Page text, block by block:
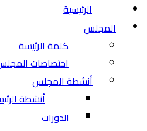
الرئيسية
المجلس
كلمة الرئيسة
اختصاصات
أنشطة المجلس
أنشطة
الدورات